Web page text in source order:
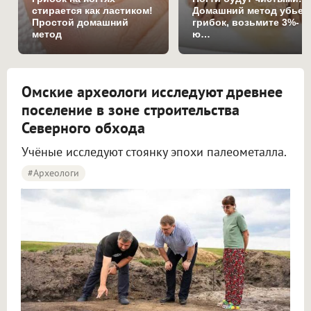
стирается как ластиком!
Простой домашний
метод
Домашний метод убьет
грибок, возьмите 3%-
ю…
Омские археологи исследуют древнее
поселение в зоне строительства
Северного обхода
Учёные исследуют стоянку эпохи палеометалла.
#археологи